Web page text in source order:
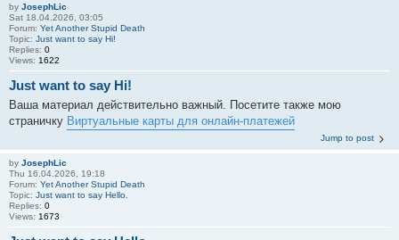
by JosephLic
Sat 18.04.2026, 03:05
Forum: Yet Another Stupid Death
Topic: Just want to say Hi!
Replies: 0
Views: 1622
Just want to say Hi!
Ваша материал действительно важный. Посетите также мою
страничку Виртуальные карты для онлайн-платежей
Jump to post
by JosephLic
Thu 16.04.2026, 19:18
Forum: Yet Another Stupid Death
Topic: Just want to say Hello.
Replies: 0
Views: 1673